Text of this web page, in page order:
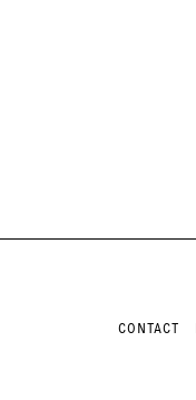
CONTACT